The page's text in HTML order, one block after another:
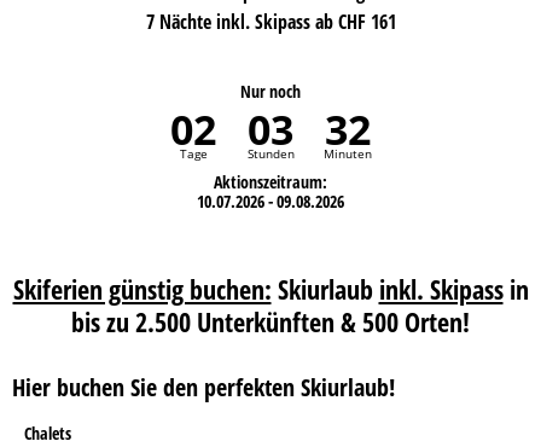
7 Nächte inkl. Skipass ab CHF 161
Nur noch
02
Tage 03
Stunden 32
Minuten
Aktionszeitraum:
10.07.2026 - 09.08.2026
Skiferien günstig buchen: Skiurlaub inkl. Skipassin
bis zu 2.500 Unterkünften & 500 Orten!
Hier buchen Sie den perfekten Skiurlaub!
Chalets